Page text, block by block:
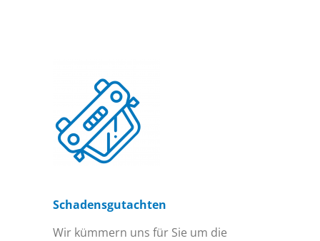
Schadensgutachten
Wir kümmern uns für Sie um die